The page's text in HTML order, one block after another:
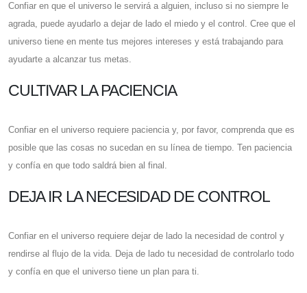
Confiar en que el universo le servirá a alguien, incluso si no siempre le
agrada, puede ayudarlo a dejar de lado el miedo y el control. Cree que el
universo tiene en mente tus mejores intereses y está trabajando para
ayudarte a alcanzar tus metas.
CULTIVAR LA PACIENCIA
Confiar en el universo requiere paciencia y, por favor, comprenda que es
posible que las cosas no sucedan en su línea de tiempo. Ten paciencia
y confía en que todo saldrá bien al final.
DEJA IR LA NECESIDAD DE CONTROL
Confiar en el universo requiere dejar de lado la necesidad de control y
rendirse al flujo de la vida. Deja de lado tu necesidad de controlarlo todo
y confía en que el universo tiene un plan para ti.